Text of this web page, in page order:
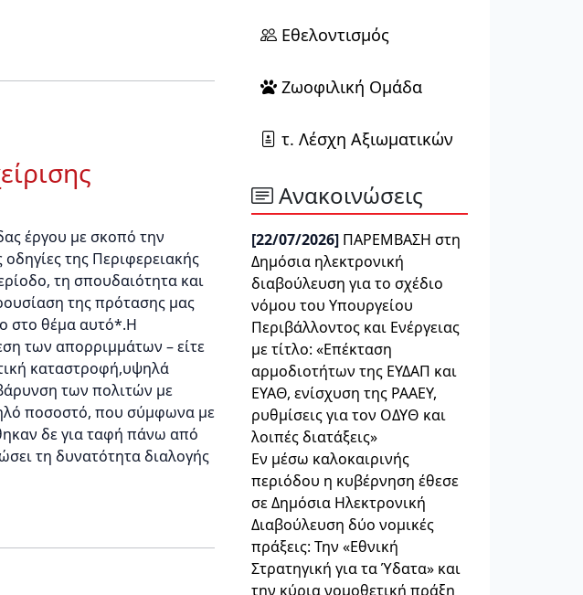
έργου με σκοπό την
της Περιφερειακής
τη σπουδαιότητα και
της πρότασης μας
στο θέμα αυτό*.Η
των απορριμμάτων – είτε
καταστροφή,υψηλά
των πολιτών με
ποσοστό, που σύμφωνα με
δε για ταφή πάνω από
τη δυνατότητα διαλογής
Εθελοντισμός
Ζωοφιλική Ομάδα
τ. Λέσχη Αξιωματικών
Ανακοινώσεις
[22/07/2026] ΠΑΡΕΜΒΑΣΗ στη
Δημόσια ηλεκτρονική
διαβούλευση για το σχέδιο
νόμου του Υπουργείου
Περιβάλλοντος και Ενέργειας
με τίτλο: «Επέκταση
αρμοδιοτήτων της ΕΥΔΑΠ και
ΕΥΑΘ, ενίσχυση της ΡΑΑΕΥ,
ρυθμίσεις για τον ΟΔΥΘ και
λοιπές διατάξεις»
Εν μέσω καλοκαιρινής
περιόδου η κυβέρνηση έθεσε
σε Δημόσια Ηλεκτρονική
Διαβούλευση δύο νομικές
πράξεις: Την «Εθνική
Στρατηγική για τα Ύδατα» και
την κύρια νομοθετική πράξη